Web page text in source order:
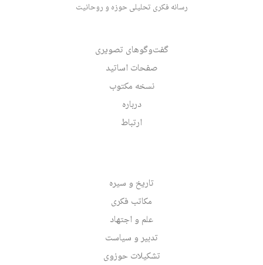
رسانه فکری تحلیلی حوزه و روحانیت
گفت‌وگوهای تصویری
صفحات اساتید
نسخه مکتوب
درباره
ارتباط
تاریخ و سیره
مکاتب فکری
علم و اجتهاد
تدبیر و سیاست
تشکیلات حوزوی